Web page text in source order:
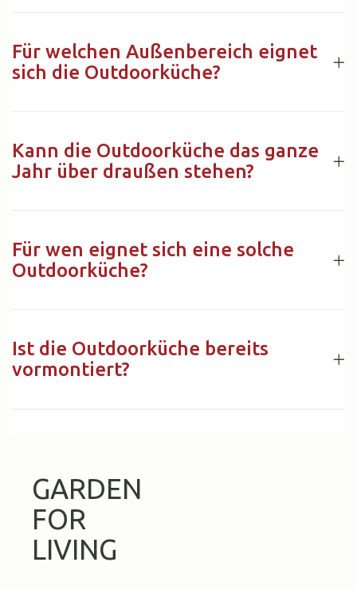
Für welchen Außenbereich eignet
sich die Outdoorküche?
Kann die Outdoorküche das ganze
Jahr über draußen stehen?
Für wen eignet sich eine solche
Outdoorküche?
Ist die Outdoorküche bereits
vormontiert?
GARDEN
FOR
LIVING